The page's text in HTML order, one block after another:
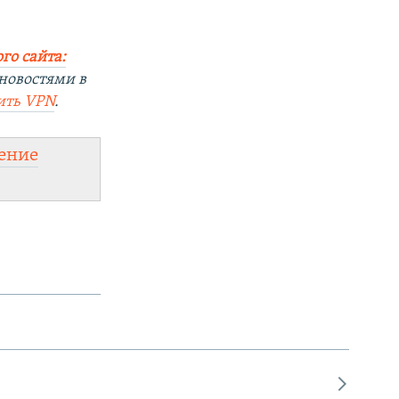
сайта:
в
VPN.